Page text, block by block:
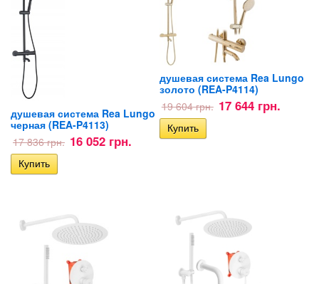
душевая система Rea Lungo
черная (REA-P4113)
17 836 грн. 16 052 грн.
душевая система Rea Lungo
золото (REA-P4114)
19 604 грн. 17 644 грн.